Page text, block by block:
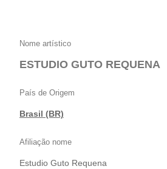
Nome artístico
ESTUDIO GUTO REQUENA
País de Origem
Brasil (BR)
Afiliação nome
Estudio Guto Requena